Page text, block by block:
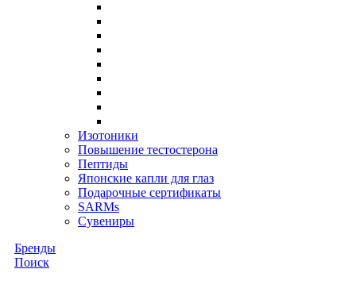
Изотоники
Повышение тестостерона
Пептиды
Японские капли для глаз
Подарочные сертификаты
SARMs
Сувениры
Бренды
Поиск